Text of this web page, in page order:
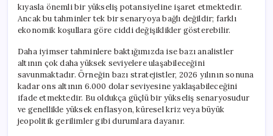
kıyasla önemli bir yükseliş potansiyeline işaret etmektedir.
Ancak bu tahminler tek bir senaryoya bağlı değildir; farklı
ekonomik koşullara göre ciddi değişiklikler gösterebilir.
Daha iyimser tahminlere baktığımızda ise bazı analistler
altının çok daha yüksek seviyelere ulaşabileceğini
savunmaktadır. Örneğin bazı stratejistler, 2026 yılının sonuna
kadar ons altının 6.000 dolar seviyesine yaklaşabileceğini
ifade etmektedir. Bu oldukça güçlü bir yükseliş senaryosudur
ve genellikle yüksek enflasyon, küresel kriz veya büyük
jeopolitik gerilimler gibi durumlara dayanır.